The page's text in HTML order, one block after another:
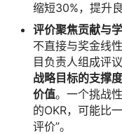
缩短30%，提升良
评价聚焦贡献与
不直接与奖金线
目负责人组成评
战略目标的支撑
价值。一个挑战
的OKR，可能比
评价”。